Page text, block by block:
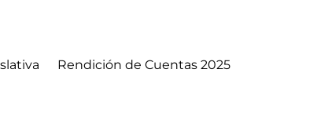
Rendición de Cuentas 2025